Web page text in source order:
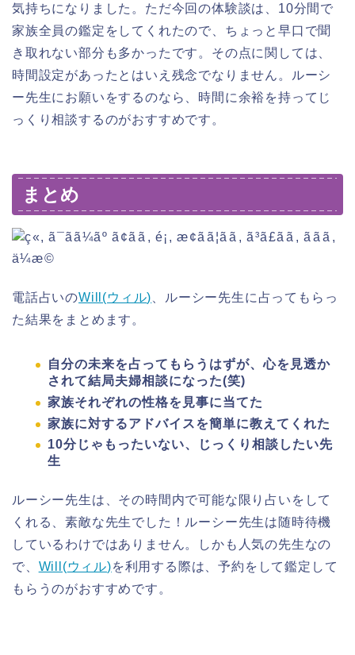
気持ちになりました。ただ今回の体験談は、10分間で
家族全員の鑑定をしてくれたので、ちょっと早口で聞
き取れない部分も多かったです。その点に関しては、
時間設定があったとはいえ残念でなりません。ルーシ
ー先生にお願いをするのなら、時間に余裕を持ってじ
っくり相談するのがおすすめです。
まとめ
電話占いのWill(ウィル) 、ルーシー先生に占ってもらっ
た結果をまとめます。
自分の未来を占ってもらうはずが、心を見透か
されて結局夫婦相談になった(笑)
家族それぞれの性格を見事に当てた
家族に対するアドバイスを簡単に教えてくれた
10分じゃもったいない、じっくり相談したい先
生
ルーシー先生は、その時間内で可能な限り占いをして
くれる、素敵な先生でした！ルーシー先生は随時待機
しているわけではありません。しかも人気の先生なの
で、 Will(ウィル)を利用する際は、予約をして鑑定して
もらうのがおすすめです。